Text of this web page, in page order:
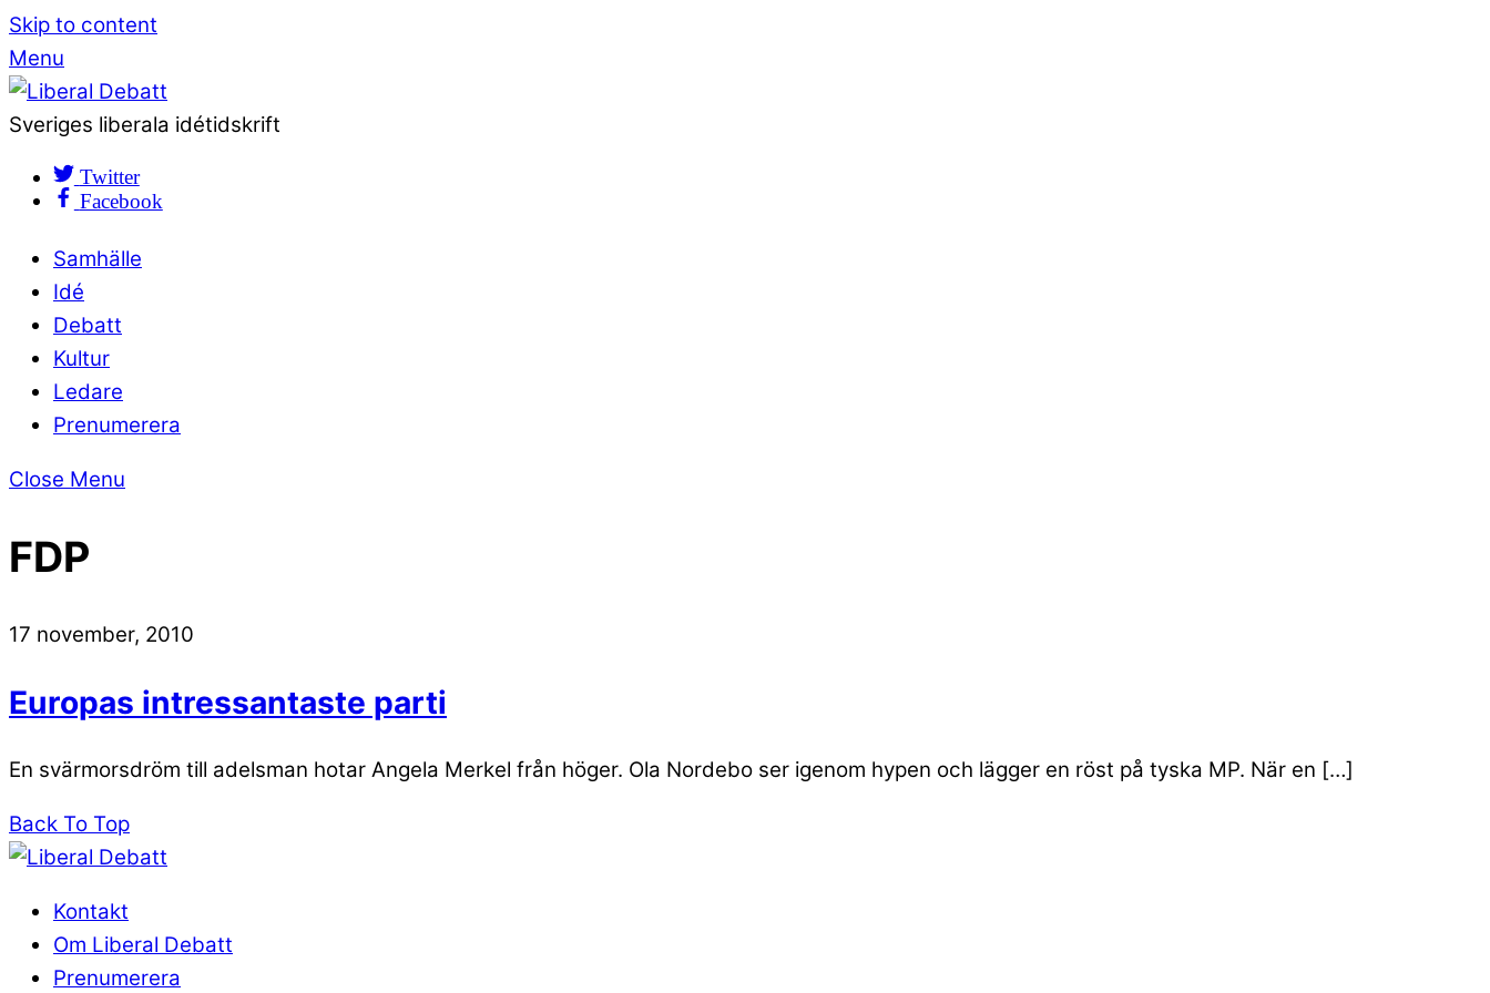
Skip to content
Menu
Sveriges liberala idétidskrift
Twitter
Facebook
Samhälle
Idé
Debatt
Kultur
Ledare
Prenumerera
Close Menu
FDP
17 november, 2010
Europas intressantaste parti
En svärmorsdröm till adelsman hotar Angela Merkel från höger. Ola Nordebo ser igenom hypen och lägger en röst på tyska MP. När en […]
Back To Top
Kontakt
Om Liberal Debatt
Prenumerera